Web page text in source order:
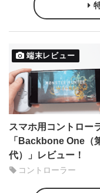
端末レビュー
スマホ用コントロー
「Backbone One（
代）」レビュー！
コントローラー